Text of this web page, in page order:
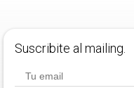
Suscribite al mailing.